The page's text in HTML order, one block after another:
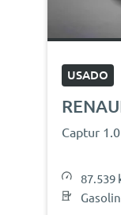
USADO
Captur
87.539